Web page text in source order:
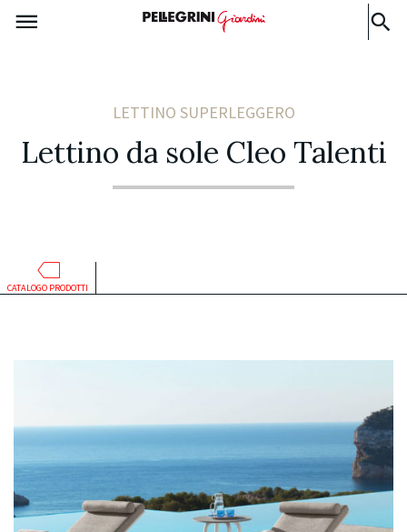
LETTINO SUPERLEGGERO
Lettino da sole Cleo Talenti
CATALOGO PRODOTTI